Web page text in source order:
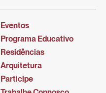
Eventos
Programa Educativo
Residências
Arquitetura
Participe